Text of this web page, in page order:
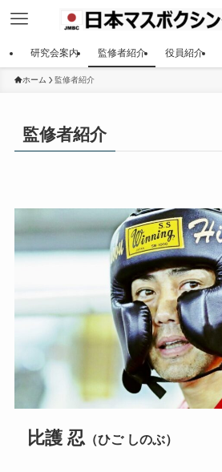
研究会案内 監修者紹介 役員紹介
ホーム 監修者紹介
監修者紹介
比護 忍 （ひご しのぶ）